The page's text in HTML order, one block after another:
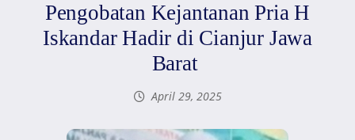
Pengobatan Kejantanan Pria H
Iskandar Hadir di Cianjur Jawa
Barat
April 29, 2025